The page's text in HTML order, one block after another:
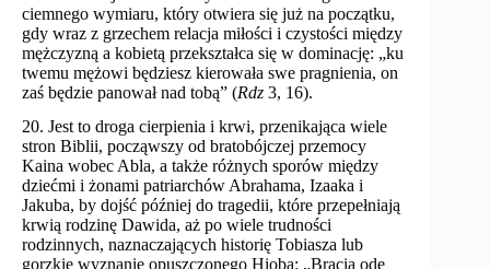
ciemnego wymiaru, który otwiera się już na początku,
gdy wraz z grzechem relacja miłości i czystości między
mężczyzną a kobietą przekształca się w dominację: „ku
twemu mężowi będziesz kierowała swe pragnienia, on
zaś będzie panował nad tobą” (Rdz 3, 16).
20. Jest to droga cierpienia i krwi, przenikająca wiele
stron Biblii, począwszy od bratobójczej przemocy
Kaina wobec Abla, a także różnych sporów między
dziećmi i żonami patriarchów Abrahama, Izaaka i
Jakuba, by dojść później do tragedii, które przepełniają
krwią rodzinę Dawida, aż po wiele trudności
rodzinnych, naznaczających historię Tobiasza lub
gorzkie wyznanie opuszczonego Hioba: „Bracia ode